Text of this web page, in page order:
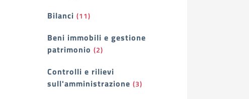
Bilanci (11)
Beni immobili e gestione
patrimonio (2)
Controlli e rilievi
sull'amministrazione (3)